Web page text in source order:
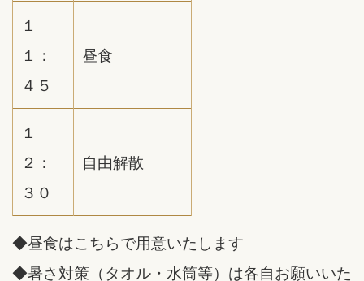
１
１：
４５
昼食
１
２：
３０
自由解散
◆昼食はこちらで用意いたします
◆暑さ対策（タオル・水筒等）は各自お願いいた